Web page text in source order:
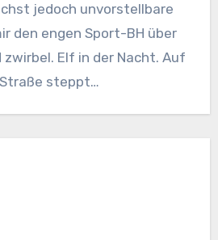
jedoch unvorstellbare
den engen Sport-BH über
zwirbel. Elf in der Nacht. Auf
steppt…